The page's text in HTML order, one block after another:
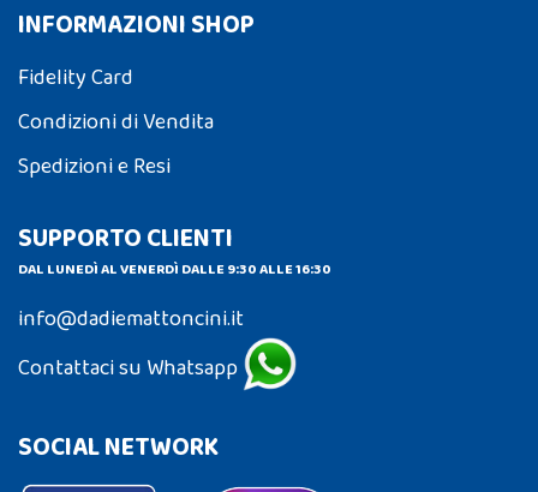
INFORMAZIONI SHOP
Fidelity Card
Condizioni di Vendita
Spedizioni e Resi
SUPPORTO CLIENTI
DAL LUNEDÌ AL VENERDÌ DALLE 9:30 ALLE 16:30
info@dadiemattoncini.it
Contattaci su Whatsapp
SOCIAL NETWORK